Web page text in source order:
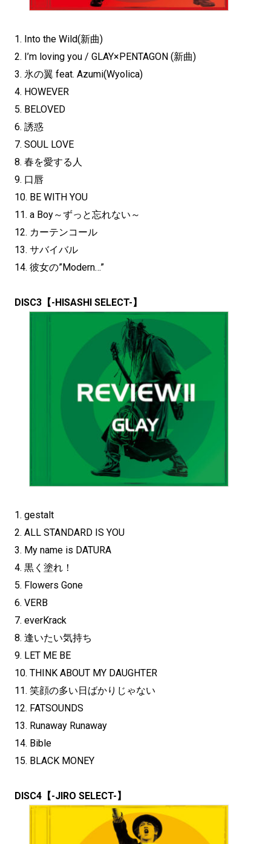
1. Into the Wild(新曲)
2. I’m loving you / GLAY×PENTAGON (新曲)
3. 氷の翼 feat. Azumi(Wyolica)
4. HOWEVER
5. BELOVED
6. 誘惑
7. SOUL LOVE
8. 春を愛する人
9. 口唇
10. BE WITH YOU
11. a Boy～ずっと忘れない～
12. カーテンコール
13. サバイバル
14. 彼女の”Modern…”
DISC3【-HISASHI SELECT-】
1. gestalt
2. ALL STANDARD IS YOU
3. My name is DATURA
4. 黒く塗れ！
5. Flowers Gone
6. VERB
7. everKrack
8. 逢いたい気持ち
9. LET ME BE
10. THINK ABOUT MY DAUGHTER
11. 笑顔の多い日ばかりじゃない
12. FATSOUNDS
13. Runaway Runaway
14. Bible
15. BLACK MONEY
DISC4【-JIRO SELECT-】